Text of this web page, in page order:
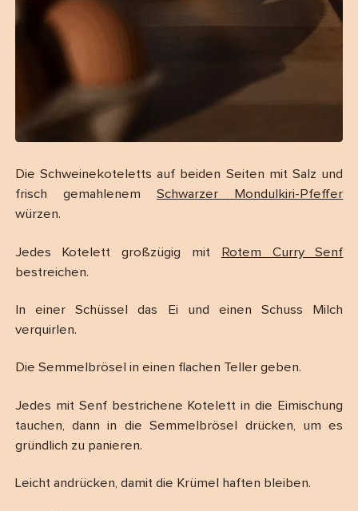
Die Schweinekoteletts auf beiden Seiten mit Salz und
frisch gemahlenemSchwarzer Mondulkiri-Pfeffer
würzen.
Jedes Kotelett großzügig mit
Rotem Curry Senf
bestreichen.
In einer Schüssel das Ei und einen Schuss Milch
verquirlen.
Die Semmelbrösel in einen flachen Teller geben.
Jedes mit Senf bestrichene Kotelett in die Eimischung
tauchen, dann in die Semmelbrösel drücken, um es
gründlich zu panieren.
Leicht andrücken, damit die Krümel haften bleiben.